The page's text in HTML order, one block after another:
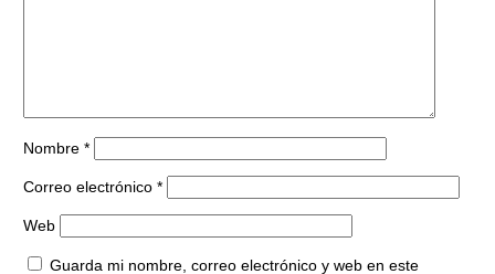
Nombre *
Correo electrónico *
Web
Guarda mi nombre, correo electrónico y web en este